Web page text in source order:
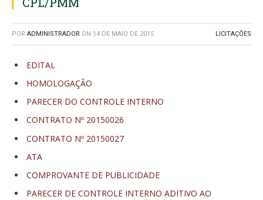
POR ADMINISTRADOR ON 14 DE MAIO DE 2015 LICITAÇÕES
EDITAL
HOMOLOGAÇÃO
PARECER DO CONTROLE INTERNO
CONTRATO Nº 20150026
CONTRATO Nº 20150027
ATA
COMPROVANTE DE PUBLICIDADE
PARECER DE CONTROLE INTERNO ADITIVO AO